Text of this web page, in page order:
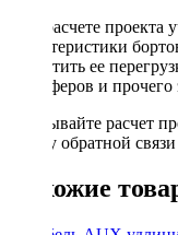
При расчете проекта
характеристики
допустить ее
сабвуферов и
Заказывайте расчет
форму обратной
Похожие